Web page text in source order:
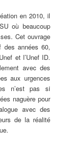
en 2010, il
où beaucoup
Cet ouvrage
des années 60,
et l’Unef ID.
avec des
aux urgences
n’est pas si
naguère pour
avec des
de la réalité